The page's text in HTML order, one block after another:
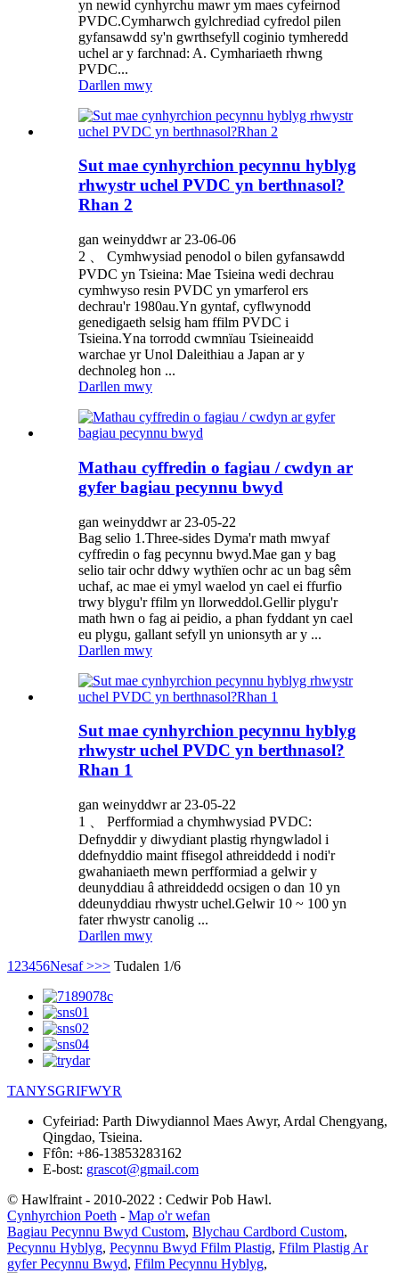
yn newid cynhyrchu mawr ym maes cyfeirnod
PVDC.Cymharwch gylchrediad cyfredol pilen
gyfansawdd sy'n gwrthsefyll coginio tymheredd
uchel ar y farchnad: A. Cymhariaeth rhwng
PVDC...
Darllen mwy
Sut mae cynhyrchion pecynnu hyblyg
rhwystr uchel PVDC yn berthnasol?
Rhan 2
gan weinyddwr ar 23-06-06
2 、 Cymhwysiad penodol o bilen gyfansawdd
PVDC yn Tsieina: Mae Tsieina wedi dechrau
cymhwyso resin PVDC yn ymarferol ers
dechrau'r 1980au.Yn gyntaf, cyflwynodd
genedigaeth selsig ham ffilm PVDC i
Tsieina.Yna torrodd cwmnïau Tsieineaidd
warchae yr Unol Daleithiau a Japan ar y
dechnoleg hon ...
Darllen mwy
Mathau cyffredin o fagiau / cwdyn ar
gyfer bagiau pecynnu bwyd
gan weinyddwr ar 23-05-22
Bag selio 1.Three-sides Dyma'r math mwyaf
cyffredin o fag pecynnu bwyd.Mae gan y bag
selio tair ochr ddwy wythïen ochr ac un bag sêm
uchaf, ac mae ei ymyl waelod yn cael ei ffurfio
trwy blygu'r ffilm yn llorweddol.Gellir plygu'r
math hwn o fag ai peidio, a phan fyddant yn cael
eu plygu, gallant sefyll yn unionsyth ar y ...
Darllen mwy
Sut mae cynhyrchion pecynnu hyblyg
rhwystr uchel PVDC yn berthnasol?
Rhan 1
gan weinyddwr ar 23-05-22
1 、 Perfformiad a chymhwysiad PVDC:
Defnyddir y diwydiant plastig rhyngwladol i
ddefnyddio maint ffisegol athreiddedd i nodi'r
gwahaniaeth mewn perfformiad a gelwir y
deunyddiau â athreiddedd ocsigen o dan 10 yn
ddeunyddiau rhwystr uchel.Gelwir 10 ~ 100 yn
fater rhwystr canolig ...
Darllen mwy
1 23456Nesaf >>> Tudalen 1/6
TANYSGRIFWYR
Cyfeiriad: Parth Diwydiannol Maes Awyr, Ardal Chengyang,
Qingdao, Tsieina.
Ffôn: +86-13853283162
E-bost: grascot@gmail.com
© Hawlfraint - 2010-2022 : Cedwir Pob Hawl.
Cynhyrchion Poeth - Map o'r wefan
Bagiau Pecynnu Bwyd Custom, Blychau Cardbord Custom,
Pecynnu Hyblyg, Pecynnu Bwyd Ffilm Plastig, Ffilm Plastig Ar
gyfer Pecynnu Bwyd, Ffilm Pecynnu Hyblyg,